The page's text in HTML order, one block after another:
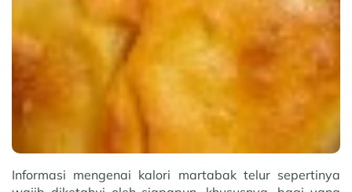
Informasi mengenai kalori martabak telur sepertinya